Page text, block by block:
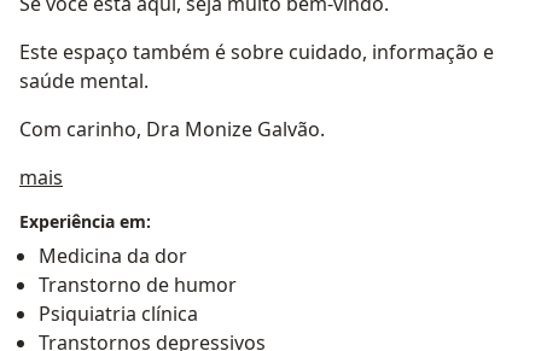
Este espaço também é sobre cuidado, informação e
saúde mental.
Com carinho, Dra Monize Galvão.
mais
Experiência em:
Medicina da dor
Transtorno de humor
Psiquiatria clínica
Transtornos depressivos